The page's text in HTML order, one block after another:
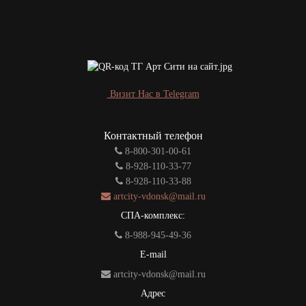
Визит Нас в Telegram
Контактный телефон
8-800-301-00-61
8-928-110-33-77
8-928-110-33-88
artcity-vdonsk@mail.ru
СПА-комплекс:
8-988-945-49-36
E-mail
artcity-vdonsk@mail.ru
Адрес